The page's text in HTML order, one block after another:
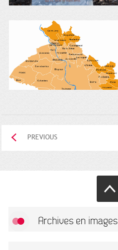
PREVIOUS
Archives en images